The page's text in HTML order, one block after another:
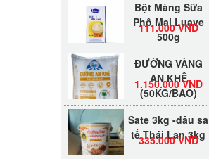
Phô Mai Luave
500g
111.000 VND
ĐƯỜNG VÀNG
AN KHÊ
(50KG/BAO)
1.150.000 VND
tế Thái Lan 3kg
335.000 VND